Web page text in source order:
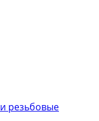
резьбовые